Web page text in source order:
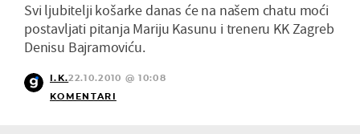
Svi ljubitelji košarke danas će na našem chatu moći
postavljati pitanja Mariju Kasunu i treneru KK Zagreb
Denisu Bajramoviću.
I.K.22.10.2010 @ 10:08
KOMENTARI